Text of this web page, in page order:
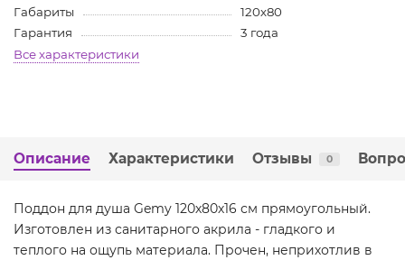
Габариты
120х80
Гарантия
3 года
Все характеристики
Описание Характеристики Отзывы 0
Поддон для душа Gemy 120х80х16 см прямоугольный.
Изготовлен из санитарного акрила - гладкого и
теплого на ощупь материала. Прочен, неприхотлив в